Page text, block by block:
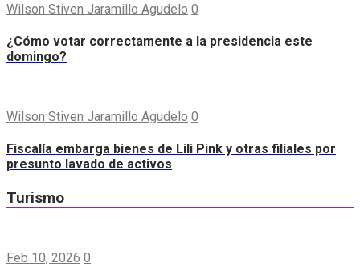
Wilson Stiven Jaramillo Agudelo 0
¿Cómo votar correctamente a la presidencia este
domingo?
Wilson Stiven Jaramillo Agudelo 0
Fiscalía embarga bienes de Lili Pink y otras filiales por
presunto lavado de activos
Turismo
Feb 10, 2026 0